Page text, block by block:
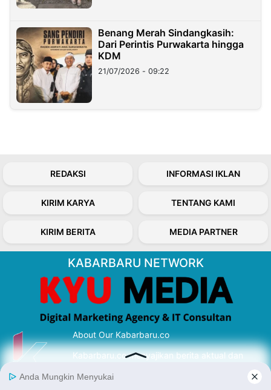
Benang Merah Sindangkasih:
Dari Perintis Purwakarta hingga
KDM
21/07/2026 - 09:22
REDAKSI INFORMASI IKLAN
KIRIM KARYA TENTANG KAMI
KIRIM BERITA MEDIA PARTNER
KABARBARU NETWORK
About Our Kabarbaru.co
Kabarbaru.co menyajikan berita aktual dan
serta terverifikasi dari sumber yang tepat.